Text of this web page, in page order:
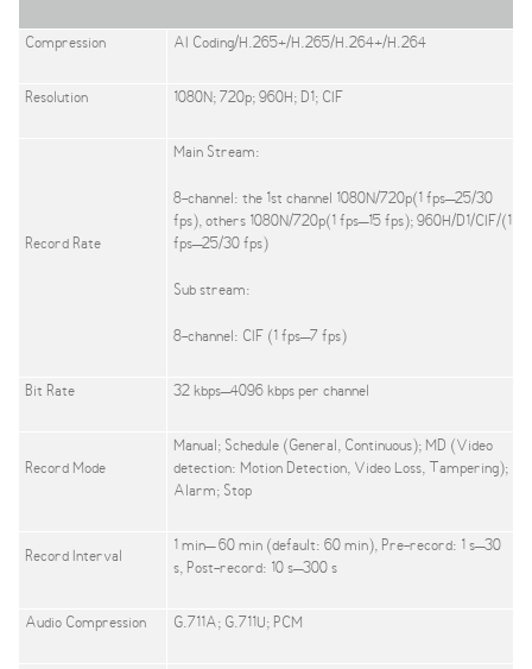
Compression AI Coding/H.265+/H.265/H.264+/H.264
Resolution 1080N; 720p; 960H; D1; CIF
Record Rate
Main Stream:
8-channel: the 1st channel 1080N/720p(1 fps–25/30
fps), others 1080N/720p(1 fps–15 fps); 960H/D1/CIF/(1
fps–25/30 fps)
Sub stream:
8-channel: CIF (1 fps–7 fps)
Bit Rate 32 kbps–4096 kbps per channel
Record Mode
Manual; Schedule (General, Continuous); MD (Video
detection: Motion Detection, Video Loss, Tampering);
Alarm; Stop
Record Interval
1 min– 60 min (default: 60 min), Pre-record: 1 s–30
s, Post-record: 10 s–300 s
Audio Compression G.711A; G.711U; PCM